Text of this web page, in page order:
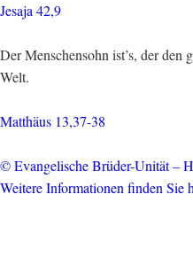
Jesaja 42,9
Der Menschensohn ist’s, der den
Welt.
Matthäus 13,37-38
© Evangelische Brüder-Unität –
Weitere Informationen finden Sie